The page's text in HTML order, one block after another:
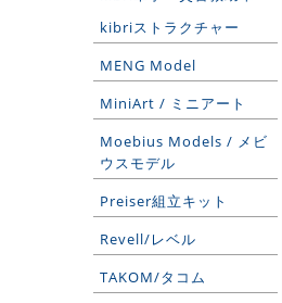
kibriストラクチャー
MENG Model
MiniArt / ミニアート
Moebius Models / メビ
ウスモデル
Preiser組立キット
Revell/レベル
TAKOM/タコム